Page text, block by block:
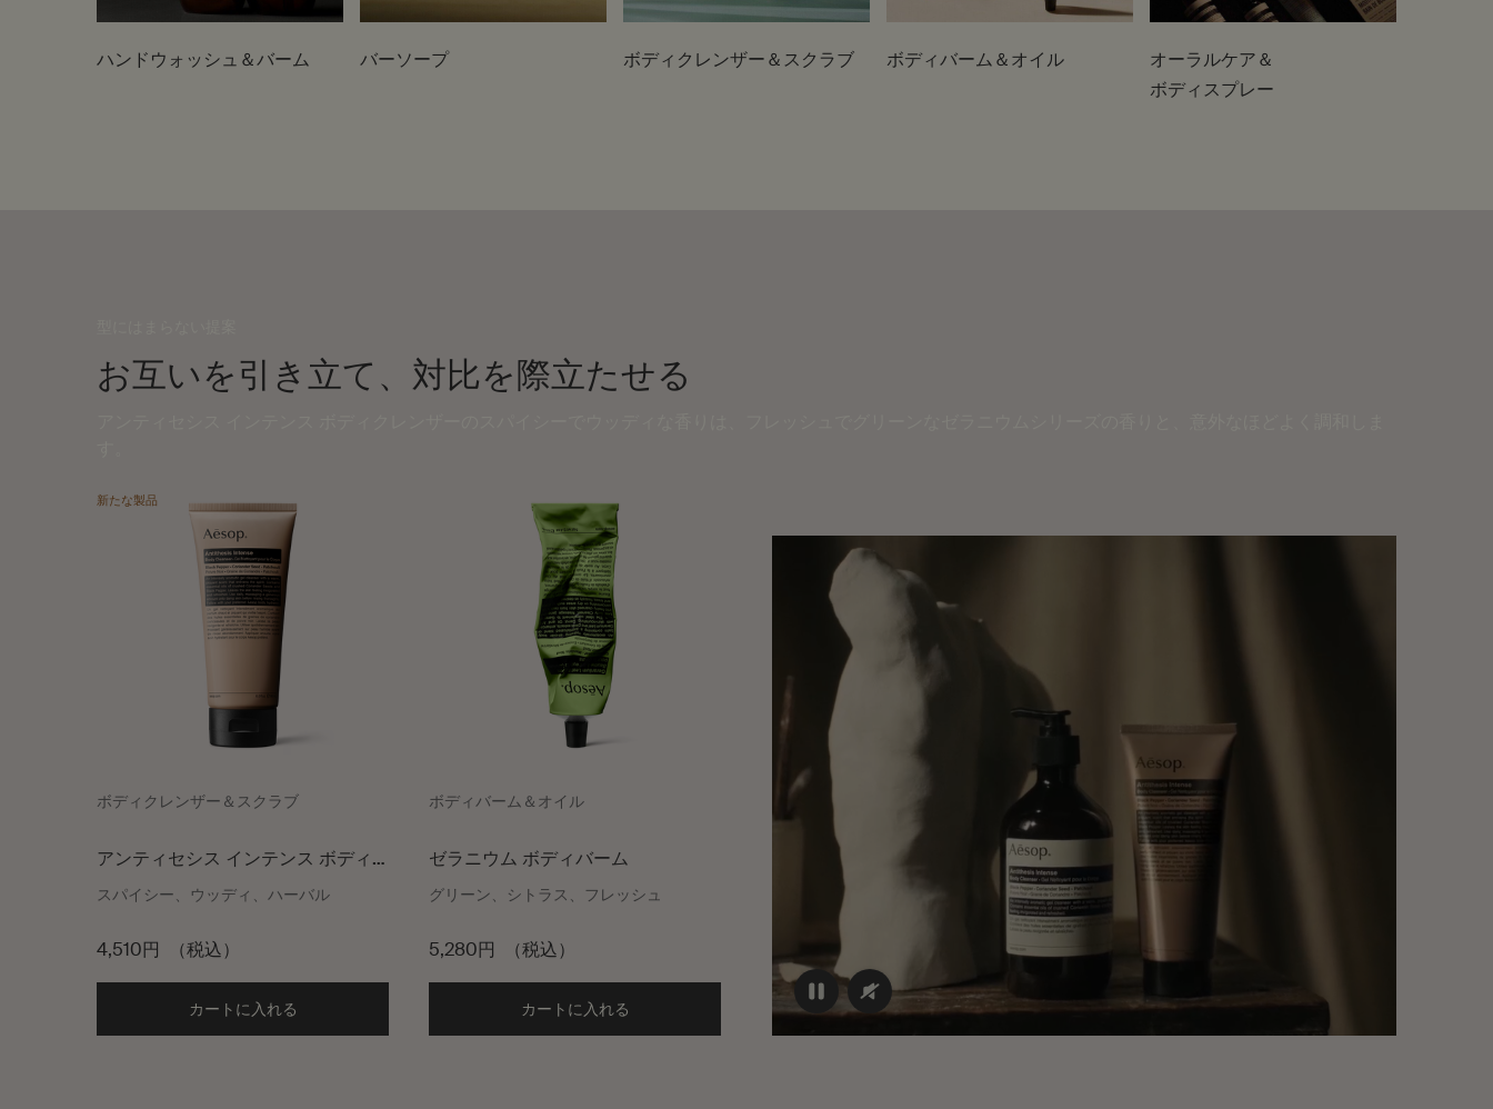
ハンドウォッシュ＆バーム バーソープ ボディクレンザー＆スクラブ ボディバーム＆オイル
オーラルケア＆
ボディスプレー
お互いを引き立て、対比を際立たせる
新たな製品
ボディクレンザー＆スクラブ
アンティセシス インテンス ボディ
クレンザー
スパイシー、ウッディ、ハーバル
4,510円 （税込）
カートに入れる Add the アンティセシス インテンス ボディクレンザー to cart
ボディバーム＆オイル
ゼラニウム ボディバーム
グリーン、シトラス、フレッシュ
5,280円 （税込）
カートに入れる Add the ゼラニウム ボディバーム to cart